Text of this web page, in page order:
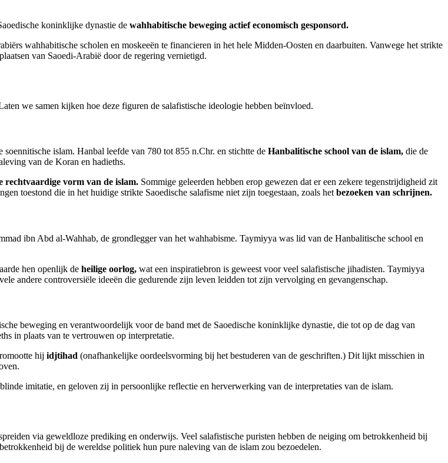
koninklijke dynastie de wahhabitische beweging actief economisch gesponsord.
wahhabitische scholen en moskeeën te financieren in het hele Midden-Oosten en daarbuiten. Vanwege het strikte
van Saoedi-Arabië door de regering vernietigd.
we samen kijken hoe deze figuren de salafistische ideologie hebben beïnvloed.
islam. Hanbal leefde van 780 tot 855 n.Chr. en stichtte de Hanbalitische school van de islam, die de
van de Koran en hadieths.
rechtvaardige vorm van de islam. Sommige geleerden hebben erop gewezen dat er een zekere tegenstrijdigheid zit
toestond die in het huidige strikte Saoedische salafisme niet zijn toegestaan, zoals het bezoeken van schrijnen.
ibn Abd al-Wahhab, de grondlegger van het wahhabisme. Taymiyya was lid van de Hanbalitische school en
hen openlijk de heilige oorlog, wat een inspiratiebron is geweest voor veel salafistische jihadisten. Taymiyya
andere controversiële ideeën die gedurende zijn leven leidden tot zijn vervolging en gevangenschap.
beweging en verantwoordelijk voor de band met de Saoedische koninklijke dynastie, die tot op de dag van
in plaats van te vertrouwen op interpretatie.
hij idjtihad (onafhankelijke oordeelsvorming bij het bestuderen van de geschriften.) Dit lijkt misschien in
imitatie, en geloven zij in persoonlijke reflectie en herverwerking van de interpretaties van de islam.
via geweldloze prediking en onderwijs. Veel salafistische puristen hebben de neiging om betrokkenheid bij
bij de wereldse politiek hun pure naleving van de islam zou bezoedelen.